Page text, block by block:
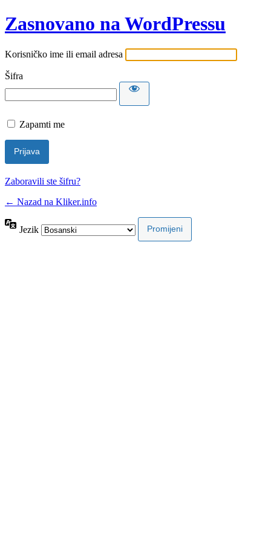
Zasnovano na WordPressu
Korisničko ime ili email adresa
Šifra
Zapamti me
Zaboravili ste šifru?
← Nazad na Kliker.info
Jezik